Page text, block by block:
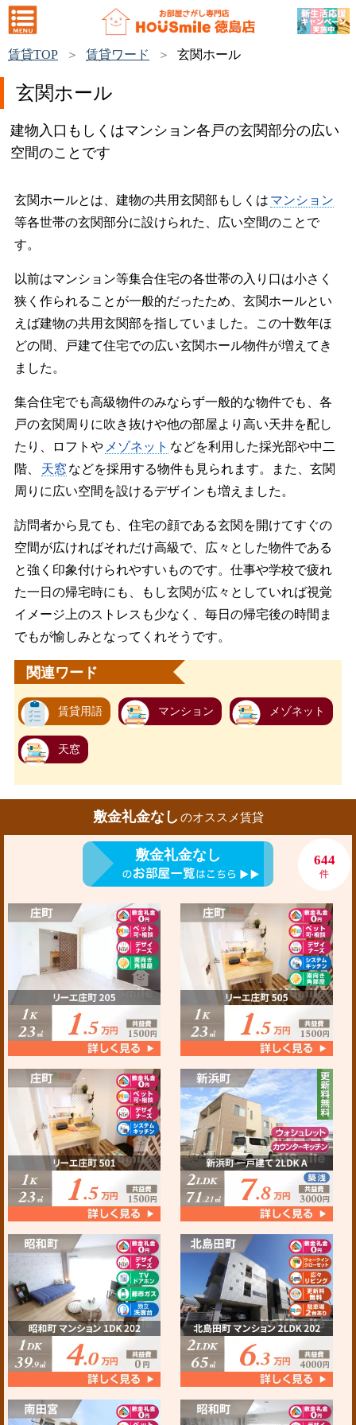
賃貸TOP 賃貸ワード 玄関ホール
玄関ホール
建物入口もしくはマンション各戸の玄関部分の広い
空間のことです
玄関ホールとは、建物の共用玄関部もしくは マンション
等各世帯の玄関部分に設けられた、広い空間のことで
す。
以前はマンション等集合住宅の各世帯の入り口は小さく
狭く作られることが一般的だったため、玄関ホールとい
えば建物の共用玄関部を指していました。この十数年ほ
どの間、戸建て住宅での広い玄関ホール物件が増えてき
ました。
集合住宅でも高級物件のみならず一般的な物件でも、各
戸の玄関周りに吹き抜けや他の部屋より高い天井を配し
たり、ロフトや メゾネット などを利用した採光部や中二
階、
天窓 などを採用する物件も見られます。また、玄関
周りに広い空間を設けるデザインも増えました。
訪問者から見ても、住宅の顔である玄関を開けてすぐの
空間が広ければそれだけ高級で、広々とした物件である
と強く印象付けられやすいものです。仕事や学校で疲れ
た一日の帰宅時にも、もし玄関が広々としていれば視覚
イメージ上のストレスも少なく、毎日の帰宅後の時間ま
でもが愉しみとなってくれそうです。
関連ワード
賃貸用語 マンション メゾネット
天窓
敷金礼金なし のオススメ賃貸
敷金礼金なし 644
件